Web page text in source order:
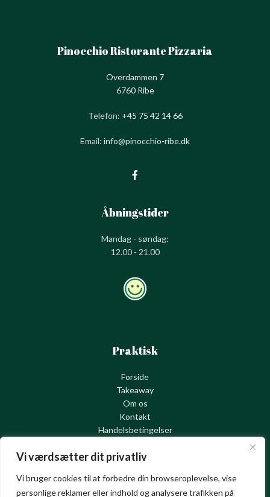
Vi værdsætter dit privatliv
Vi bruger cookies til at forbedre din browseroplevelse, vise
personlige reklamer eller indhold og analysere trafikken på
Pinocchio Ristorante Pizzaria
Overdammen 7
6760 Ribe
Telefon: +45 75 42 14 66
Email: info@pinocchio-ribe.dk
Åbningstider
Mandag - søndag:
12.00 - 21.00
Praktisk
Forside
Takeaway
Om os
Kontakt
Handelsbetingelser